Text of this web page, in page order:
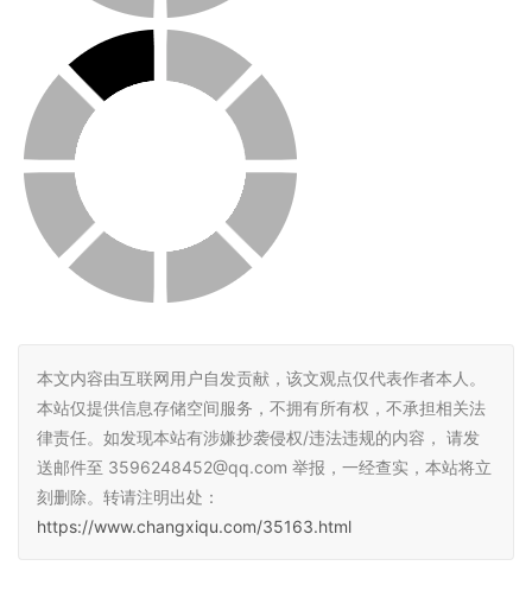
本文内容由互联网用户自发贡献，该文观点仅代表作者本人。
本站仅提供信息存储空间服务，不拥有所有权，不承担相关法
律责任。如发现本站有涉嫌抄袭侵权/违法违规的内容， 请发
送邮件至 3596248452@qq.com 举报，一经查实，本站将立
刻删除。转请注明出处：
https://www.changxiqu.com/35163.html